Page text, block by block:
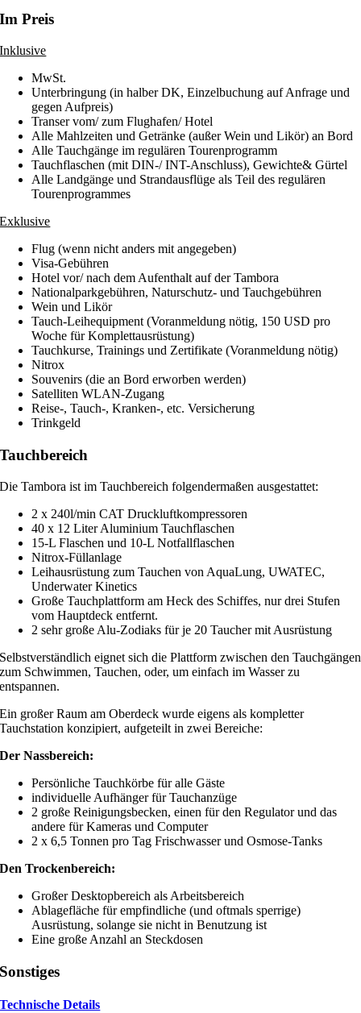
Im Preis
Inklusive
MwSt.
Unterbringung (in halber DK, Einzelbuchung auf Anfrage und
gegen Aufpreis)
Transer vom/ zum Flughafen/ Hotel
Alle Mahlzeiten und Getränke (außer Wein und Likör) an Bord
Alle Tauchgänge im regulären Tourenprogramm
Tauchflaschen (mit DIN-/ INT-Anschluss), Gewichte& Gürtel
Alle Landgänge und Strandausflüge als Teil des regulären
Tourenprogrammes
Exklusive
Flug (wenn nicht anders mit angegeben)
Visa-Gebühren
Hotel vor/ nach dem Aufenthalt auf der Tambora
Nationalparkgebühren, Naturschutz- und Tauchgebühren
Wein und Likör
Tauch-Leihequipment (Voranmeldung nötig, 150 USD pro
Woche für Komplettausrüstung)
Tauchkurse, Trainings und Zertifikate (Voranmeldung nötig)
Nitrox
Souvenirs (die an Bord erworben werden)
Satelliten WLAN-Zugang
Reise-, Tauch-, Kranken-, etc. Versicherung
Trinkgeld
Tauchbereich
Die Tambora ist im Tauchbereich folgendermaßen ausgestattet:
2 x 240l/min CAT Druckluftkompressoren
40 x 12 Liter Aluminium Tauchflaschen
15-L Flaschen und 10-L Notfallflaschen
Nitrox-Füllanlage
Leihausrüstung zum Tauchen von AquaLung, UWATEC,
Underwater Kinetics
Große Tauchplattform am Heck des Schiffes, nur drei Stufen
vom Hauptdeck entfernt.
2 sehr große Alu-Zodiaks für je 20 Taucher mit Ausrüstung
Selbstverständlich eignet sich die Plattform zwischen den Tauchgängen
zum Schwimmen, Tauchen, oder, um einfach im Wasser zu
entspannen.
Ein großer Raum am Oberdeck wurde eigens als kompletter
Tauchstation konzipiert, aufgeteilt in zwei Bereiche:
Der Nassbereich:
Persönliche Tauchkörbe für alle Gäste
individuelle Aufhänger für Tauchanzüge
2 große Reinigungsbecken, einen für den Regulator und das
andere für Kameras und Computer
2 x 6,5 Tonnen pro Tag Frischwasser und Osmose-Tanks
Den Trockenbereich:
Großer Desktopbereich als Arbeitsbereich
Ablagefläche für empfindliche (und oftmals sperrige)
Ausrüstung, solange sie nicht in Benutzung ist
Eine große Anzahl an Steckdosen
Sonstiges
Technische Details